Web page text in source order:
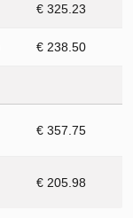
€ 325.23
€ 238.50
€ 357.75
€ 205.98